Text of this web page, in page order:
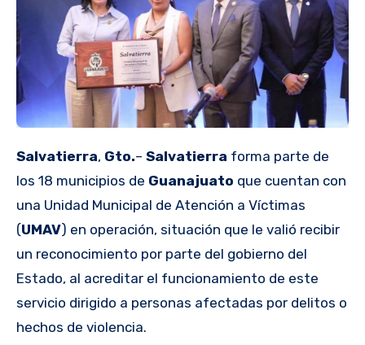
Salvatierra, Gto.– Salvatierra forma parte de
los 18 municipios de Guanajuato que cuentan con
una Unidad Municipal de Atención a Víctimas
(UMAV) en operación, situación que le valió recibir
un reconocimiento por parte del gobierno del
Estado, al acreditar el funcionamiento de este
servicio dirigido a personas afectadas por delitos o
hechos de violencia.